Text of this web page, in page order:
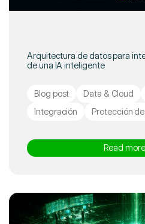
Arquitectura de datos para
de una IA inteligente
Blog post Data & Cloud
Integración
Protección
Read more